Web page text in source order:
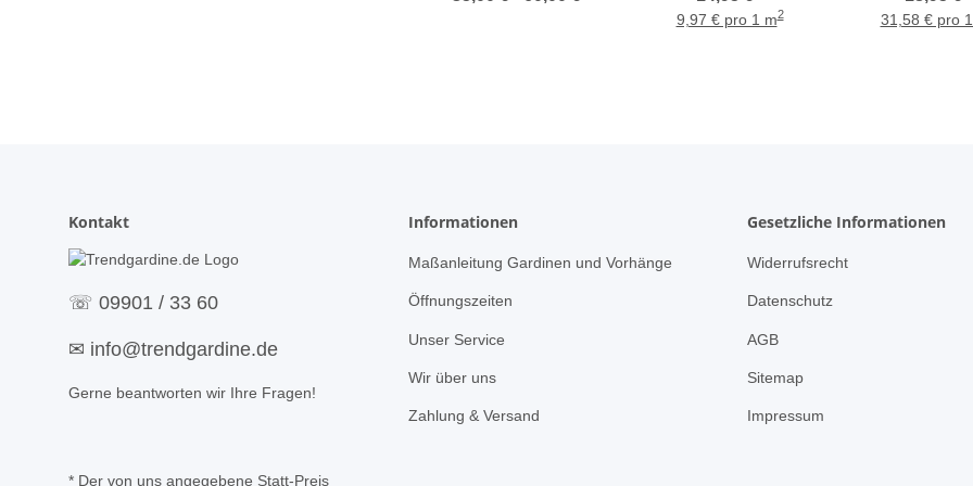
Meterware
9,97 € pro 1 m2
weiß
31,58 € pro
Kontakt
☏ 09901 / 33 60
✉ info@trendgardine.de
Gerne beantworten wir Ihre Fragen!
Informationen
Maßanleitung Gardinen und Vorhänge
Öffnungszeiten
Unser Service
Wir über uns
Zahlung & Versand
Gesetzliche Informationen
Widerrufsrecht
Datenschutz
AGB
Sitemap
Impressum
* Der von uns angegebene Statt-Preis